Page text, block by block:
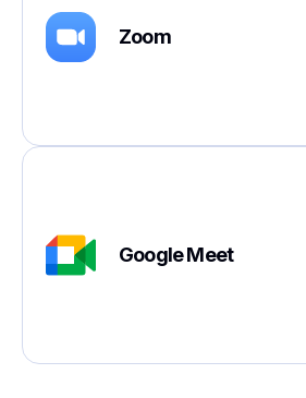
Zoom
Google Meet